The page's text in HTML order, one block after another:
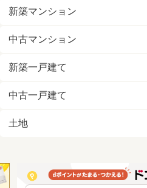
新築マンション
中古マンション
新築一戸建て
中古一戸建て
土地